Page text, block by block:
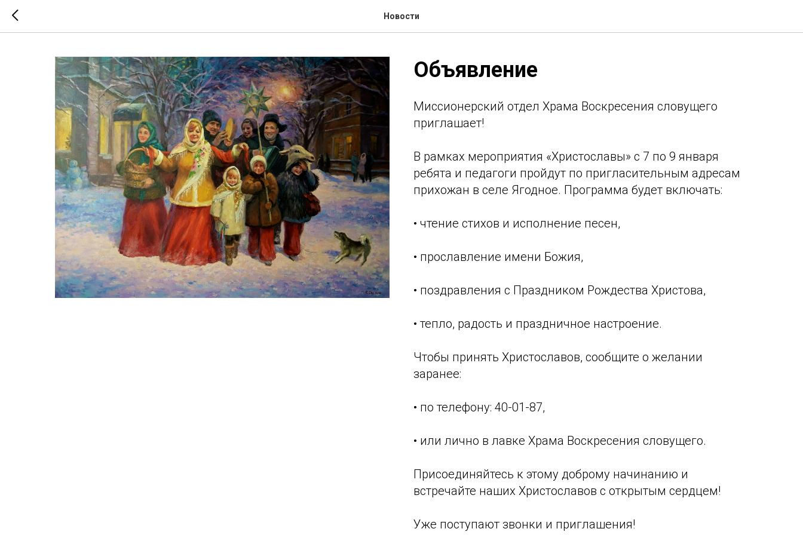
Новости
Объявление
Миссионерский отдел Храма Воскресения словущего
приглашает!
В рамках мероприятия «Христославы» с 7 по 9 января
ребята и педагоги пройдут по пригласительным адресам
прихожан в селе Ягодное. Программа будет включать:
• чтение стихов и исполнение песен,
• прославление имени Божия,
• поздравления с Праздником Рождества Христова,
• тепло, радость и праздничное настроение.
Чтобы принять Христославов, сообщите о желании
заранее:
• по телефону: 40-01-87,
• или лично в лавке Храма Воскресения словущего.
Присоединяйтесь к этому доброму начинанию и
встречайте наших Христославов с открытым сердцем!
Уже поступают звонки и приглашения!